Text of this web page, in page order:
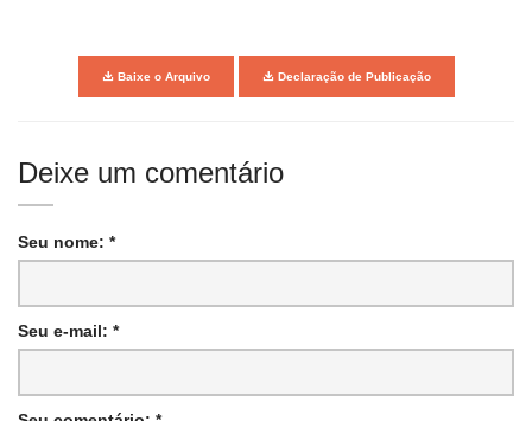
Baixe o Arquivo Declaração de Publicação
Deixe um comentário
Seu nome: *
Seu e-mail: *